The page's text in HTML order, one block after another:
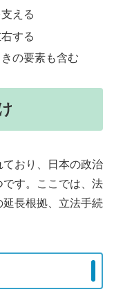
える
する
の要素も含む
おり、日本の政治
す。ここでは、法
長根拠、立法手続